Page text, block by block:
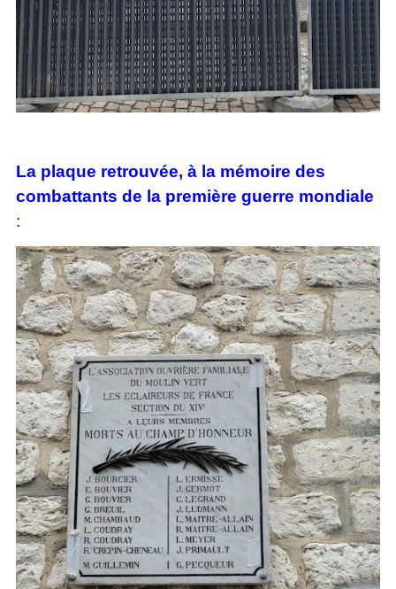
La plaque retrouvée, à la mémoire des
combattants de la première guerre mondiale
: